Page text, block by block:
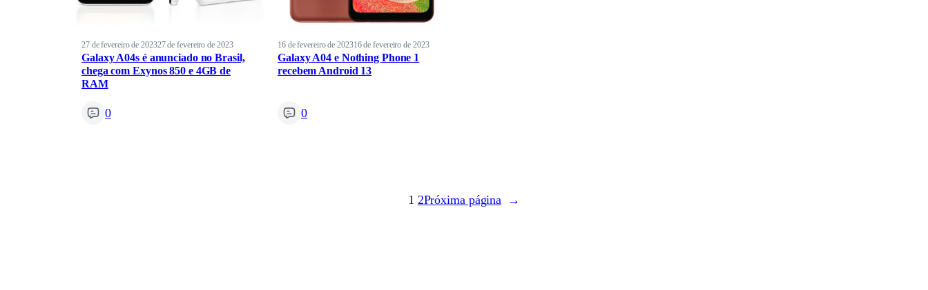
27 de fevereiro de 202327 de fevereiro de 2023
Galaxy A04s é anunciado no Brasil,
chega com Exynos 850 e 4GB de
RAM
0
16 de fevereiro de 202316 de fevereiro de 2023
Galaxy A04 e Nothing Phone 1
recebem Android 13
0
1 2Próxima página →